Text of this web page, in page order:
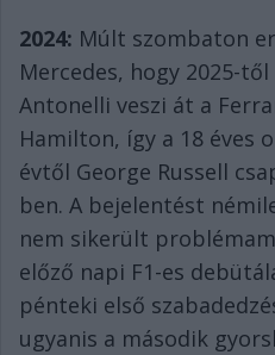
2024: Múlt szombaton
Mercedes, hogy 2025-
Antonelli veszi át a
Hamilton, így a 18 éves
évtől George Russell
ben. A bejelentést
nem sikerült
előző napi F1-es
pénteki első
ugyanis a második